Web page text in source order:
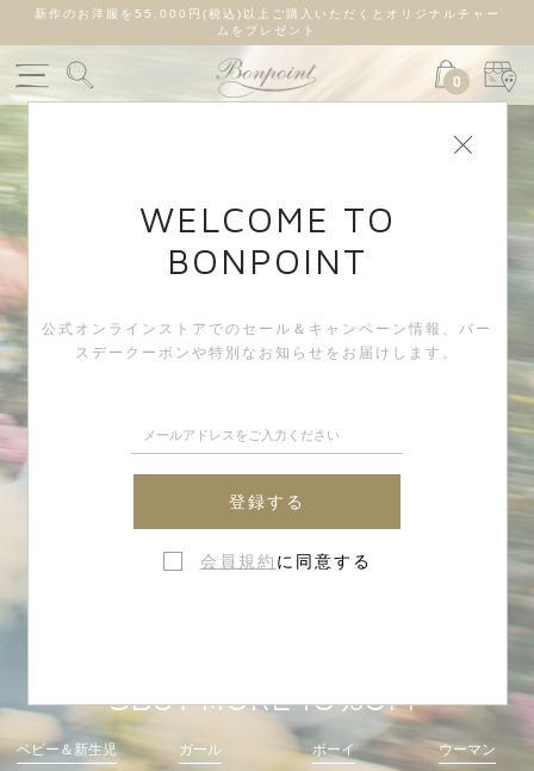
ャー 33,000円(税込)以上のご購入で送料無料
0
3BUY MORE 10%OFF
ベビー＆新生児 ガール ボーイ ウーマン
WELCOME TO
BONPOINT
公式オンラインストアでのセール＆キャンペーン情報、 バー
スデークーポンや特別なお知らせをお届けします。
登録する
会員規約 に同意する